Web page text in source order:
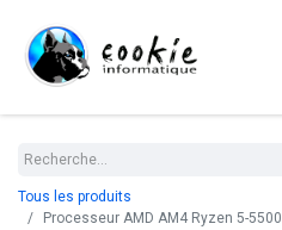
Tous les produits
Processeur AMD AM4 Ryzen 5-